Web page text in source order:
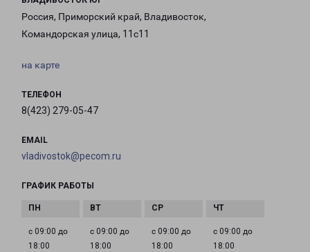
Россия, Приморский край, Владивосток,
Командорская улица, 11с11
на карте
ТЕЛЕФОН
8(423) 279-05-47
EMAIL
vladivostok@pecom.ru
ГРАФИК РАБОТЫ
с 09:00 до
18:00
с 09:00 до
18:00
с 09:00 до
18:00
с 09:00 до
18:00